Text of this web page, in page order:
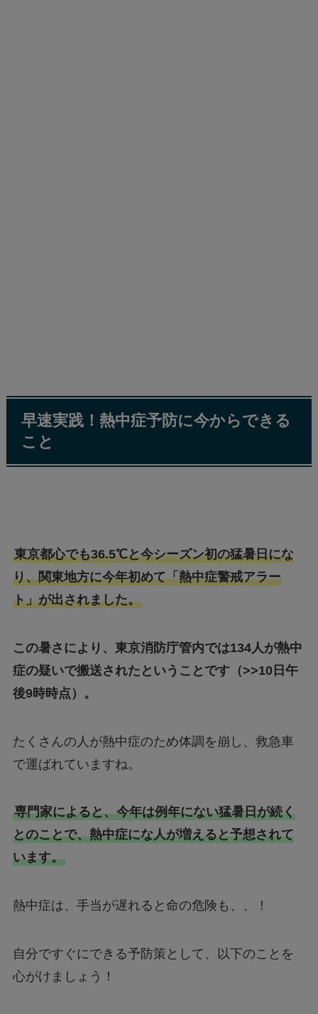
早速実践！熱中症予防に今からできる
こと
東京都心でも36.5℃と今シーズン初の猛暑日にな
り、関東地方に今年初めて「熱中症警戒アラー
ト」が出されました。
この暑さにより、東京消防庁管内では134人が熱中
症の疑いで搬送されたということです（>>10日午
後9時時点）。
たくさんの人が熱中症のため体調を崩し、救急車
で運ばれていますね。
専門家によると、今年は例年にない猛暑日が続く
とのことで、熱中症にな人が増えると予想されて
います。
熱中症は、手当が遅れると命の危険も、、！
自分ですぐにできる予防策として、以下のことを
心がけましょう！